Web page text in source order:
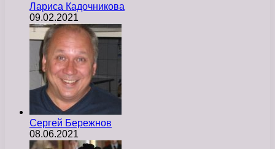
Лариса Кадочникова
09.02.2021
Сергей Бережнов
08.06.2021